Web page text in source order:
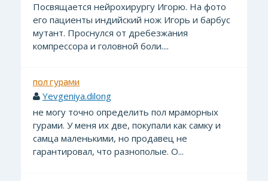
Посвящается нейрохирургу Игорю. На фото
его пациенты индийский нож Игорь и барбус
мутант. Проснулся от дребезжания
компрессора и головной боли....
пол гурами
Yevgeniya.dilong
не могу точно определить пол мраморных
гурами. У меня их две, покупали как самку и
самца маленькими, но продавец не
гарантировал, что разнополые. О...